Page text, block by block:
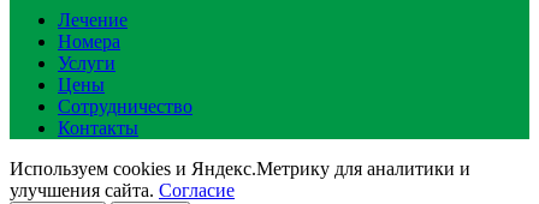
Лечение
Номера
Услуги
Цены
Сотрудничество
Контакты
Используем cookies и Яндекс.Метрику для аналитики и
улучшения сайта. Согласие